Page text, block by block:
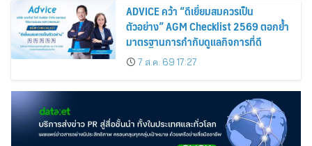
ADVICE คว้า “ดีเยี่ยมสมควรเป็น
ตัวอย่าง” AGM Checklist 2569 ตอกย้ำ
มาตรฐานการกำกับดูแลกิจการที่ดี
7 ส.ค. 69 17:27